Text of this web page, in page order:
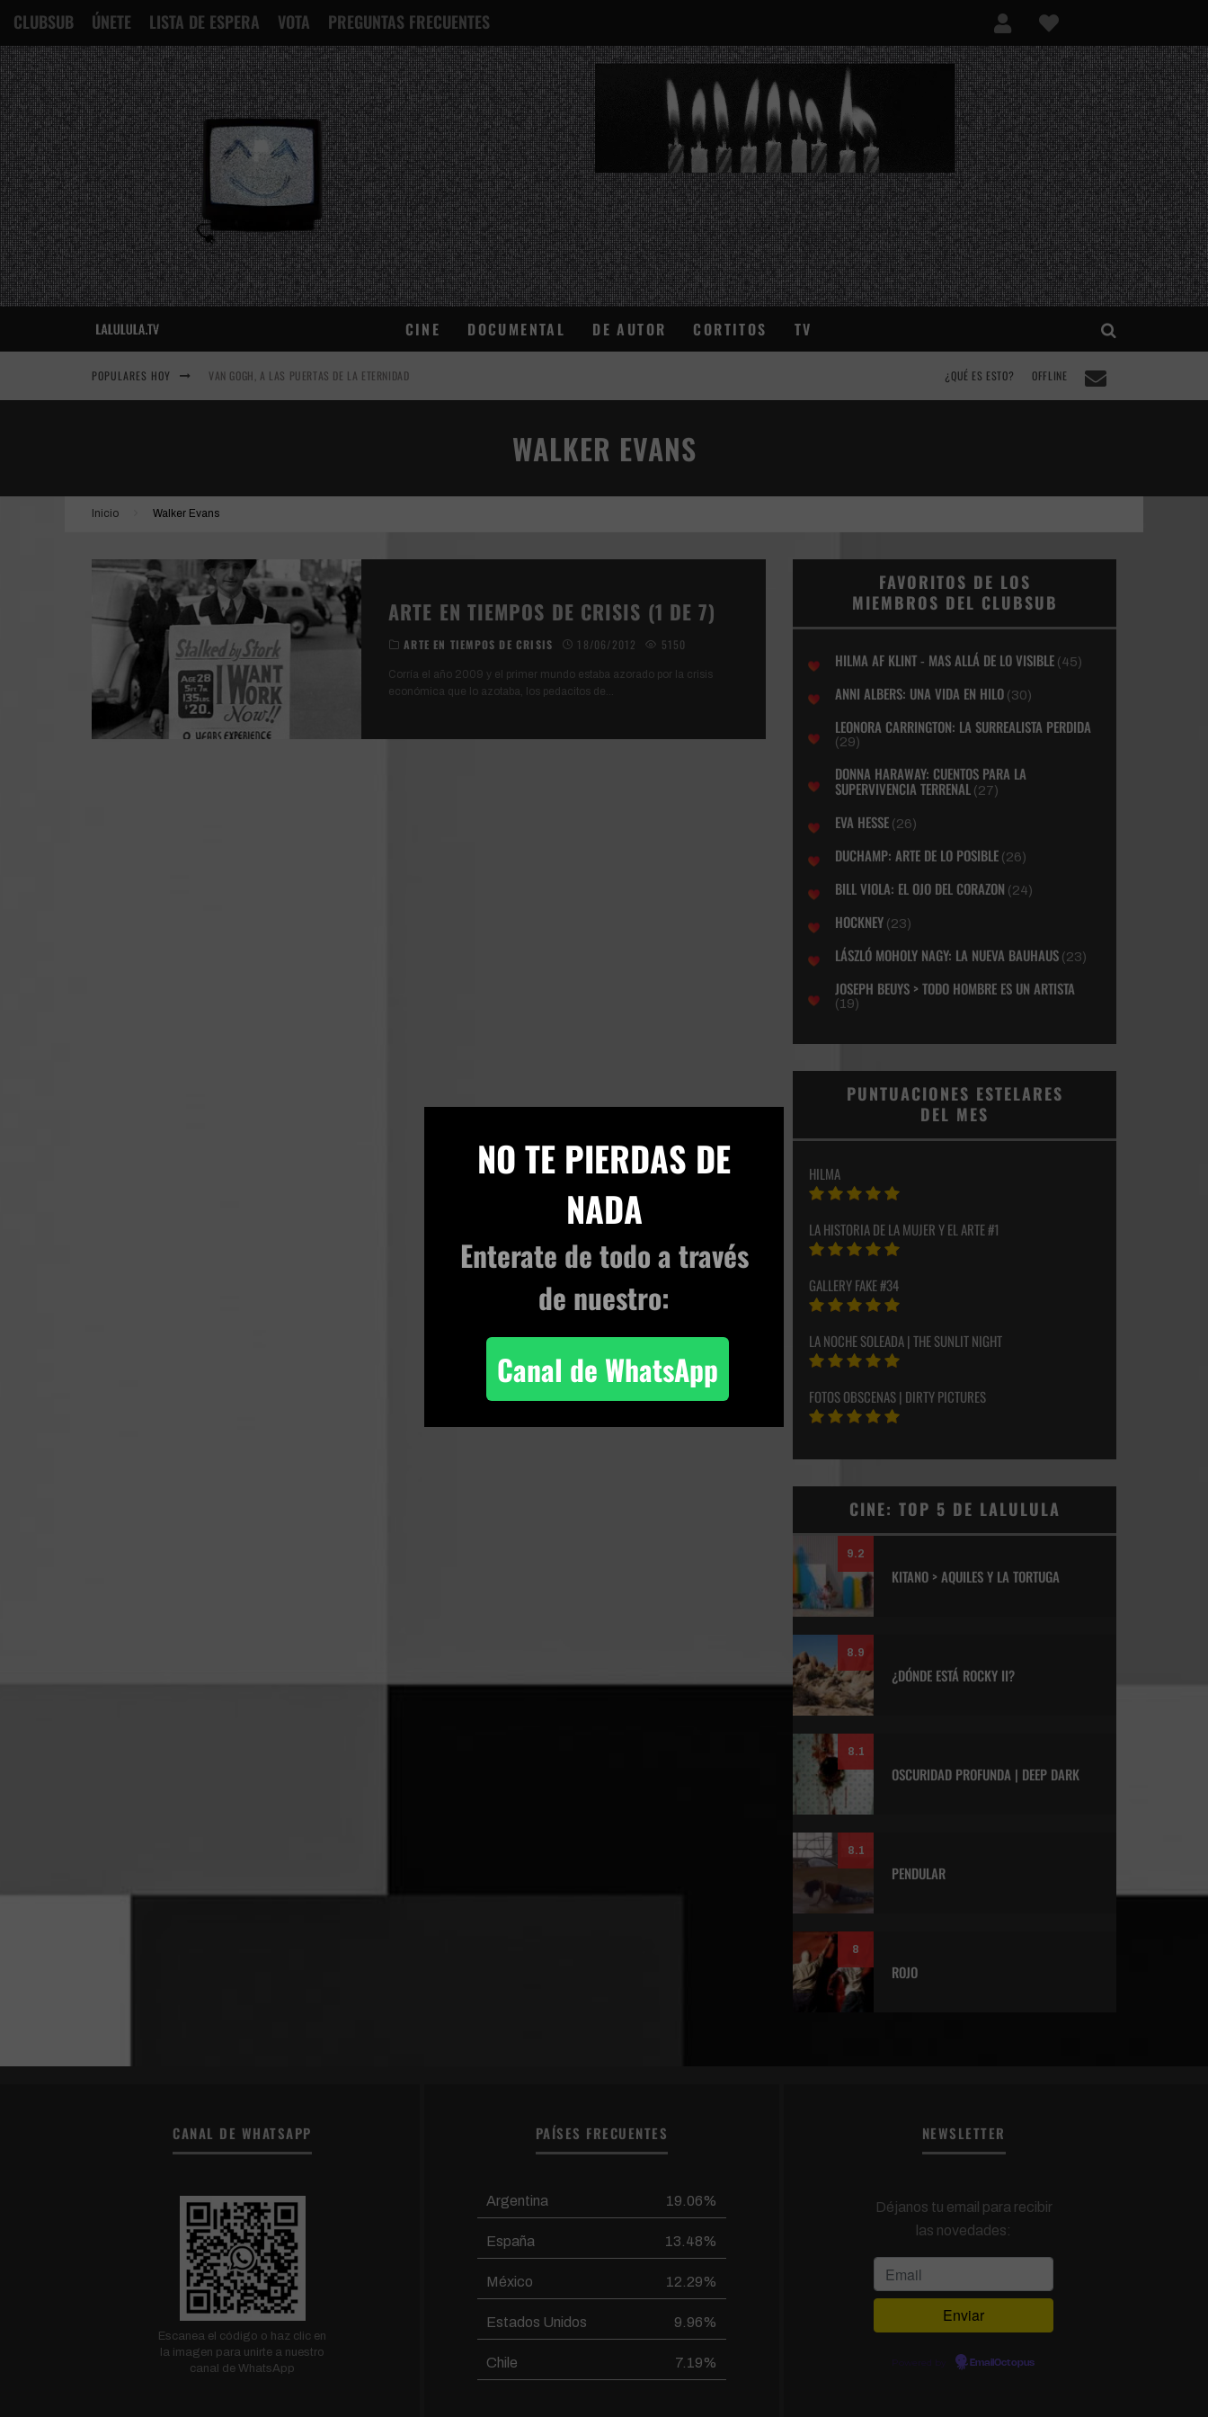
CLUBSUB ÚNETE LISTA DE ESPERA VOTA PREGUNTAS FRECUENTES
¿QUÉ ES ESTO?
CINE DOCUMENTAL DE AUTOR CORTITOS TV
POPULARES HOY VAN GOGH, A LAS PUERTAS DE LA ETERNIDAD
TÚ, YO Y TODOS LOS DEMÁS
¿QUÉ ES ESTO? OFFLINE
WALKER EVANS
Inicio Walker Evans
ARTE EN TIEMPOS DE CRISIS (1 DE 7)
ARTE EN TIEMPOS DE CRISIS 18/06/2012 5150
Corría el año 2009 y el primer mundo estaba azorado por la crisis
económica que lo azotaba, los pedacitos de
FAVORITOS DE LOS
MIEMBROS DEL CLUBSUB
HILMA AF KLINT - MAS ALLÁ DE LO VISIBLE (45)
ANNI ALBERS: UNA VIDA EN HILO (30)
LEONORA CARRINGTON: LA SURREALISTA PERDIDA
(29)
DONNA HARAWAY: CUENTOS PARA LA
SUPERVIVENCIA TERRENAL (27)
EVA HESSE (26)
DUCHAMP: ARTE DE LO POSIBLE (26)
BILL VIOLA: EL OJO DEL CORAZON (24)
HOCKNEY (23)
LÁSZLÓ MOHOLY NAGY: LA NUEVA BAUHAUS (23)
JOSEPH BEUYS > TODO HOMBRE ES UN ARTISTA
(19)
PUNTUACIONES ESTELARES
DEL MES
HILMA
LA HISTORIA DE LA MUJER Y EL ARTE #1
GALLERY FAKE #34
LA NOCHE SOLEADA | THE SUNLIT NIGHT
FOTOS OBSCENAS | DIRTY PICTURES
CINE: TOP 5 DE LALULULA
9.2
KITANO > AQUILES Y LA TORTUGA
8.9
¿DÓNDE ESTÁ ROCKY II?
8.1
OSCURIDAD PROFUNDA | DEEP DARK
8.1
PENDULAR
8
ROJO
CANAL DE WHATSAPP
Escanea el código o haz clic en
la imagen para unirte a nuestro
canal de WhatsApp
PAÍSES FRECUENTES
Argentina 19.06%
España 13.48%
México 12.29%
Estados Unidos 9.96%
Chile 7.19%
NEWSLETTER
Déjanos tu email para recibir
las novedades:
EmailOctopus
NO TE PIERDAS DE
NADA
Enterate de todoa través
de nuestro:
Canal de WhatsApp